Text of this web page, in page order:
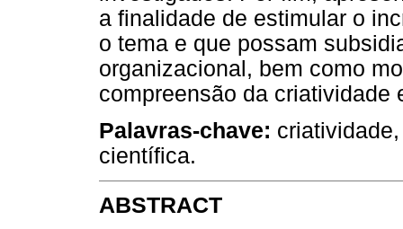
a finalidade de estimular o
o tema e que possam
organizacional, bem como
compreensão da criatividade
Palavras-chave:
científica.
ABSTRACT